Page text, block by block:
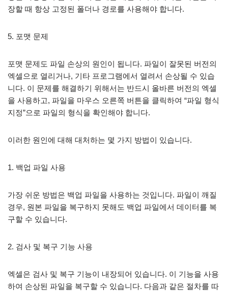
장할 때 항상 고정된 폴더나 경로를 사용해야 합니다.
5. 포맷 문제
포맷 문제도 파일 손상의 원인이 됩니다. 파일이 잘못된 버전의
엑셀으로 열리거나, 기타 프로그램에서 열려서 손상될 수 있습
니다. 이 문제를 해결하기 위해서는 반드시 올바른 버전의 엑셀
을 사용하고, 파일을 마우스 오른쪽 버튼을 클릭하여 “파일 형식
지정”으로 파일의 형식을 확인해야 합니다.
이러한 원인에 대해 대처하는 몇 가지 방법이 있습니다.
1. 백업 파일 사용
가장 쉬운 방법은 백업 파일을 사용하는 것입니다. 파일이 깨질
경우, 원본 파일을 복구하지 못해도 백업 파일에서 데이터를 복
구할 수 있습니다.
2. 검사 및 복구 기능 사용
엑셀은 검사 및 복구 기능이 내장되어 있습니다. 이 기능을 사용
하여 손상된 파일을 복구할 수 있습니다. 다음과 같은 절차를 따